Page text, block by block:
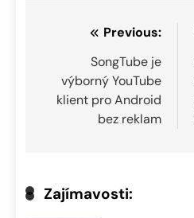
Navigace
příspěvek
Previous:
SongTube je
výborný YouTube
klient pro Android
bez reklam
Zajímavosti: